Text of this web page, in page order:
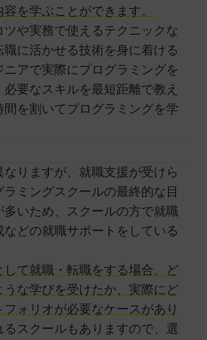
を学ぶことができます。
や実務で使えるテクニックな
に活かせる技術を身に着ける
アで実際にプログラミングを
要なスキルを最短距離で教え
を割いてプログラミングを学
りますが、就職支援が受けら
ミングスクールの最終的な目
いため、スクールの方で就職
どの就職サポートをしている
て就職・転職をする場合、ど
な学びを受けたか、実際にど
ォリオが必要なケースがあり
スクールもありますので、選